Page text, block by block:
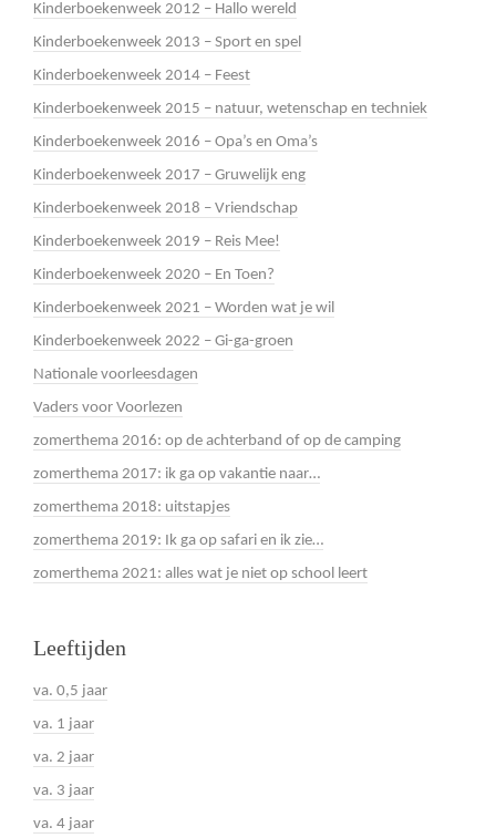
Kinderboekenweek 2012 – Hallo wereld
Kinderboekenweek 2013 – Sport en spel
Kinderboekenweek 2014 – Feest
Kinderboekenweek 2015 – natuur, wetenschap en techniek
Kinderboekenweek 2016 – Opa’s en Oma’s
Kinderboekenweek 2017 – Gruwelijk eng
Kinderboekenweek 2018 – Vriendschap
Kinderboekenweek 2019 – Reis Mee!
Kinderboekenweek 2020 – En Toen?
Kinderboekenweek 2021 – Worden wat je wil
Kinderboekenweek 2022 – Gi-ga-groen
Nationale voorleesdagen
Vaders voor Voorlezen
zomerthema 2016: op de achterband of op de camping
zomerthema 2017: ik ga op vakantie naar…
zomerthema 2018: uitstapjes
zomerthema 2019: Ik ga op safari en ik zie…
zomerthema 2021: alles wat je niet op school leert
Leeftijden
va. 0,5 jaar
va. 1 jaar
va. 2 jaar
va. 3 jaar
va. 4 jaar